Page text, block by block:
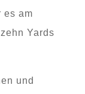
es am
Yards
und